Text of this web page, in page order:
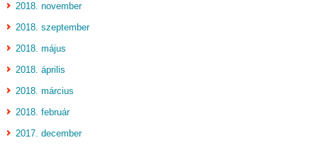
2018. november
2018. szeptember
2018. május
2018. április
2018. március
2018. február
2017. december